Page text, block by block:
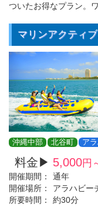
ついたお得なプラン。
マリンアクティ
沖縄中部 北谷町 ア
料金▶ 5,000円
開催期間：
通年
開催場所：
アラハビー
所要時間：
約30分